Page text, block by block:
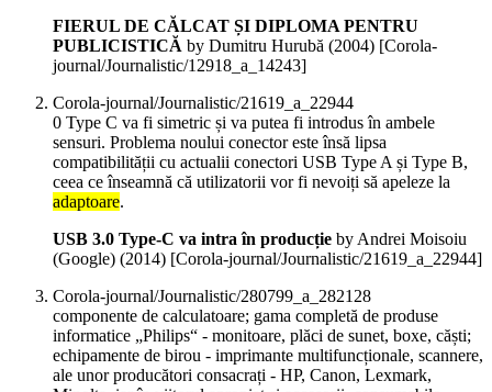
FIERUL DE CĂLCAT ȘI DIPLOMA PENTRU
PUBLICISTICĂ by Dumitru Hurubă (2004) [Corola-
journal/Journalistic/12918_a_14243]
Corola-journal/Journalistic/21619_a_22944
0 Type C va fi simetric și va putea fi introdus în ambele
sensuri. Problema noului conector este însă lipsa
compatibilității cu actualii conectori USB Type A și Type B,
ceea ce înseamnă că utilizatorii vor fi nevoiți să apeleze la
adaptoare.
USB 3.0 Type-C va intra în producție by Andrei Moisoiu
(Google) (2014) [Corola-journal/Journalistic/21619_a_22944]
Corola-journal/Journalistic/280799_a_282128
componente de calculatoare; gama completă de produse
informatice „Philips“ - monitoare, plăci de sunet, boxe, căști;
echipamente de birou - imprimante multifuncționale, scannere,
ale unor producători consacrați - HP, Canon, Lexmark,